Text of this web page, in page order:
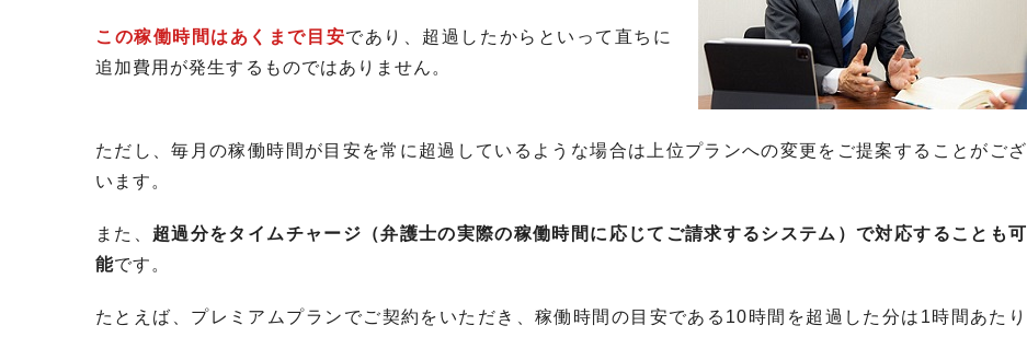
この稼働時間はあくまで目安であり、超過したからといって直ちに
追加費用が発生するものではありません。
ただし、毎月の稼働時間が目安を常に超過しているような場合は上位プランへの変更をご提案することがござ
います。
また、 超過分をタイムチャージ（弁護士の実際の稼働時間に応じてご請求するシステム）で対応することも可
能です。
たとえば、プレミアムプランでご契約をいただき、稼働時間の目安である10時間を超過した分は1時間あたり